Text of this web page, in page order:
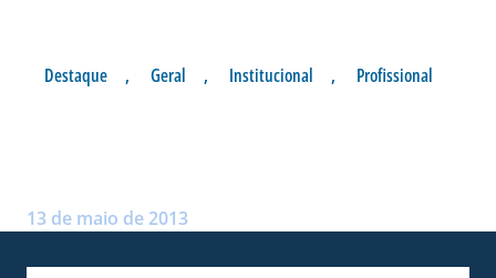
Destaque , Geral , Institucional , Profissional
13 de maio de 2013